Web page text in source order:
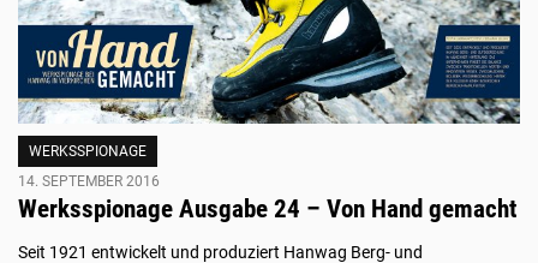
WERKSSPIONAGE
14. SEPTEMBER 2016
Werksspionage Ausgabe 24 – Von Hand gemacht
Seit 1921 entwickelt und produziert Hanwag Berg- und